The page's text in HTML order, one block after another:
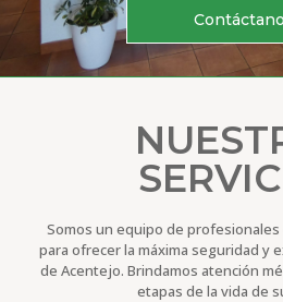
Somos un equipo de
para ofrecer la máxima seguridad y
de Acentejo. Brindamos atención
etapas de la vida de